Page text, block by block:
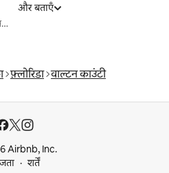
छुट्टियाँ बिताने के लिए किराए पर उपलब्ध जगहें
और बताएँ
फ़्लोरिडा वाल्टन काउंटी
Airbnb, Inc.
शर्तें